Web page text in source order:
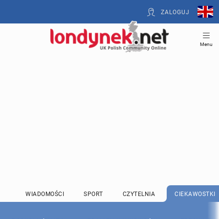
ZALOGUJ
Menu
WIADOMOŚCI SPORT CZYTELNIA CIEKAWOSTKI